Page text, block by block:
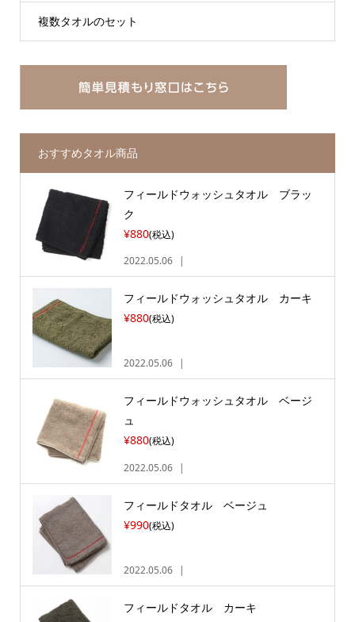
複数タオルのセット
おすすめタオル商品
フィールドウォッシュタオル ブラッ
ク
¥880(税込)
2022.05.06
フィールドウォッシュタオル カーキ
¥880(税込)
2022.05.06
フィールドウォッシュタオル ベージ
ュ
¥880(税込)
2022.05.06
フィールドタオル ベージュ
¥990(税込)
2022.05.06
フィールドタオル カーキ